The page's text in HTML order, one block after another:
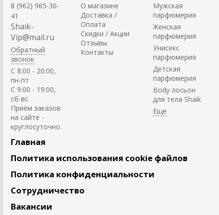
8 (962) 965-30-
41
Shaik-
Vip@mail.ru
Обратный
звонок
C 8:00 - 20:00,
пн-пт
С 9:00 - 19:00,
сб-вс
Приём заказов
на сайте -
круглосуточно.
О магазине
Доставка /
Оплата
Скидки / Акции
Отзывы
Контакты
Мужская
парфюмерия
Женская
парфюмерия
Унисекс
парфюмерия
Детская
парфюмерия
Body лосьон
для тела Shaik
Главная
Политика использования cookie файлов
Политика конфиденциальности
Сотрудничество
Вакансии